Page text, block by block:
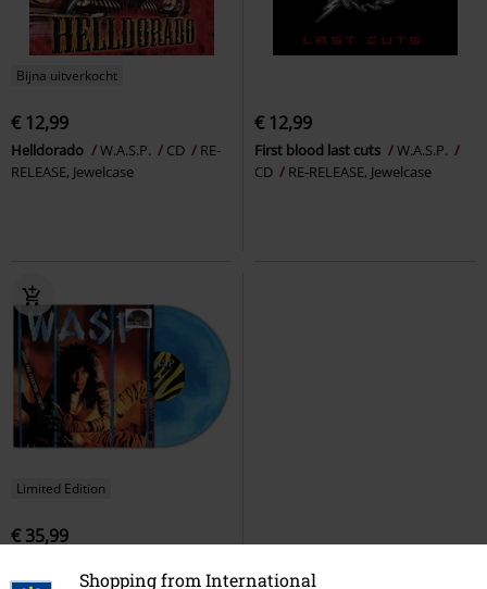
Shopping from International
Bijna uitverkocht
€ 12,99
Helldorado W.A.S.P. CD
RE-
RELEASE, Jewelcase
€ 12,99
First blood last cuts
W.A.S.P.
CD
RE-RELEASE, Jewelcase
Limited Edition
€ 35,99
LP
COLOURED VINYL, LIMITED